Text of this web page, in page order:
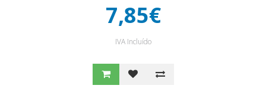
7,85€
IVA Incluído